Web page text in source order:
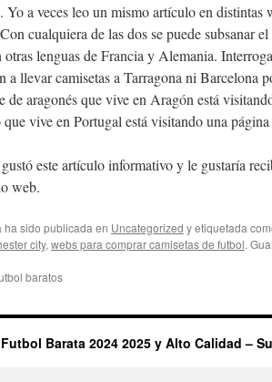
Yo a veces leo un mismo artículo en
cualquiera de las dos se puede subsanar
otras lenguas de Francia y Alemania.
a llevar camisetas a Tarragona ni Barcelona
de aragonés que vive en Aragón está
vive en Portugal está visitando una página
este artículo informativo y le gustaría
web.
ha sido publicada en Uncategorized y etiquetada
city, webs para comprar camisetas de futbol.
baratos
Barata 2024 2025 y Alto Calidad –